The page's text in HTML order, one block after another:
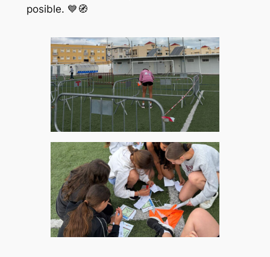
posible. 💙🧭